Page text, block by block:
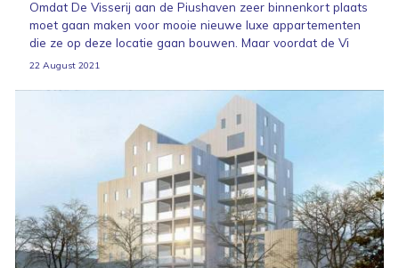
Omdat De Visserij aan de Piushaven zeer binnenkort plaats
moet gaan maken voor mooie nieuwe luxe appartementen
die ze op deze locatie gaan bouwen. Maar voordat de Vi
22 August 2021